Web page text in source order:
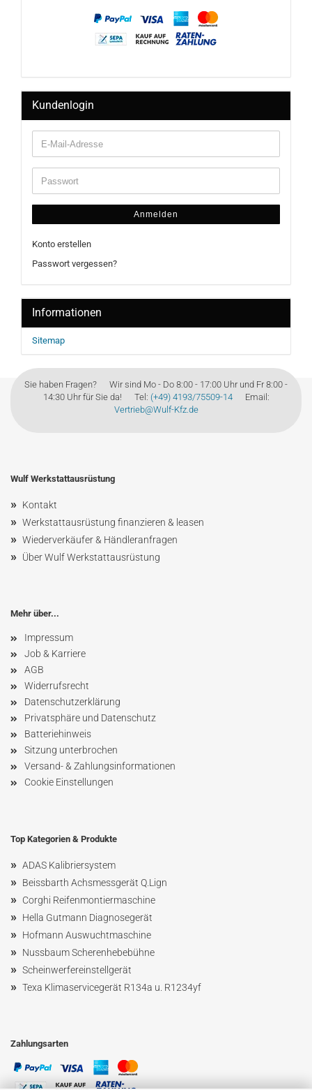
Kundenlogin
Anmelden
Konto erstellen
Passwort vergessen?
Informationen
Sitemap
Sie haben Fragen? Wir sind Mo - Do 8:00 - 17:00 Uhr und Fr 8:00 -
14:30 Uhr für Sie da! Tel: (+49) 4193/75509-14Email:
Vertrieb@Wulf-Kfz.de
Wulf Werkstattausrüstung
» Kontakt
» Werkstattausrüstung finanzieren & leasen
» Wiederverkäufer & Händleranfragen
» Über Wulf Werkstattausrüstung
Mehr über...
Impressum
Job & Karriere
AGB
Widerrufsrecht
Datenschutzerklärung
Privatsphäre und Datenschutz
Batteriehinweis
Sitzung unterbrochen
Versand- & Zahlungsinformationen
Cookie Einstellungen
Top Kategorien & Produkte
» ADAS Kalibriersystem
» Beissbarth Achsmessgerät Q.Lign
» Corghi Reifenmontiermaschine
» Hella Gutmann Diagnosegerät
» Hofmann Auswuchtmaschine
» NussbaumScherenhebebühne
» Scheinwerfereinstellgerät
» Texa Klimaservicegerät R134a u. R1234yf
Zahlungsarten